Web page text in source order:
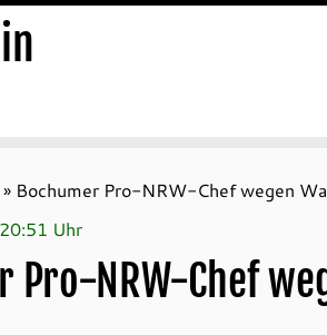
» Bochumer Pro-NRW-Chef wegen
Uhr
Pro-NRW-Chef